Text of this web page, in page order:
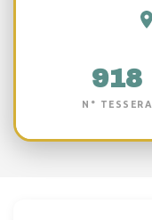
918
N° TESSERA